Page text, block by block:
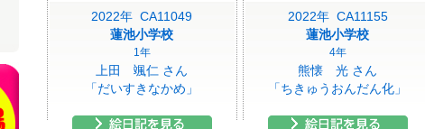
2022年 CA11049
蓮池小学校
1年
上田 颯仁 さん
「だいすきなかめ」
2022年 CA11155
蓮池小学校
4年
熊懐 光 さん
「ちきゅうおんだん化」